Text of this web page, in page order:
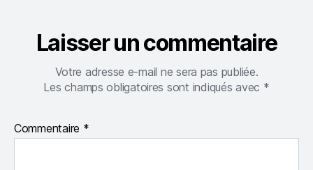
Laisser un commentaire
Votre adresse e-mail ne sera pas publiée.
Les champs obligatoires sont indiqués avec *
Commentaire *